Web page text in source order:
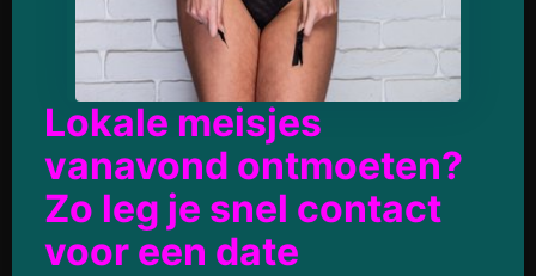
Lokale meisjes
vanavond ontmoeten?
Zo leg je snel contact
voor een date